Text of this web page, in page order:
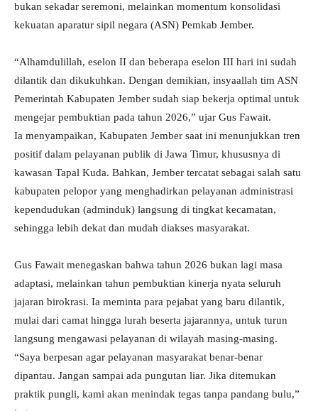
bukan sekadar seremoni, melainkan momentum konsolidasi
kekuatan aparatur sipil negara (ASN) Pemkab Jember.
“Alhamdulillah, eselon II dan beberapa eselon III hari ini sudah
dilantik dan dikukuhkan. Dengan demikian, insyaallah tim ASN
Pemerintah Kabupaten Jember sudah siap bekerja optimal untuk
mengejar pembuktian pada tahun 2026,” ujar Gus Fawait.
Ia menyampaikan, Kabupaten Jember saat ini menunjukkan tren
positif dalam pelayanan publik di Jawa Timur, khususnya di
kawasan Tapal Kuda. Bahkan, Jember tercatat sebagai salah satu
kabupaten pelopor yang menghadirkan pelayanan administrasi
kependudukan (adminduk) langsung di tingkat kecamatan,
sehingga lebih dekat dan mudah diakses masyarakat.
Gus Fawait menegaskan bahwa tahun 2026 bukan lagi masa
adaptasi, melainkan tahun pembuktian kinerja nyata seluruh
jajaran birokrasi. Ia meminta para pejabat yang baru dilantik,
mulai dari camat hingga lurah beserta jajarannya, untuk turun
langsung mengawasi pelayanan di wilayah masing-masing.
“Saya berpesan agar pelayanan masyarakat benar-benar
dipantau. Jangan sampai ada pungutan liar. Jika ditemukan
praktik pungli, kami akan menindak tegas tanpa pandang bulu,”